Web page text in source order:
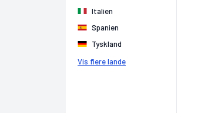
Italien
Spanien
Tyskland
Vis flere lande